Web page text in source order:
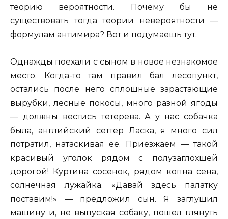
теорию вероятности. Почему бы не
существовать тогда теории невероятности —
формулам антимира? Вот и подумаешь тут.
Однажды поехали с сыном в новое незнакомое
место. Когда-то там правил бал лесопункт,
остались после него сплошные зарастающие
вырубки, лесные покосы, много разной ягоды
— должны вестись тетерева. А у нас собачка
была, английский сеттер Ласка, я много сил
потратил, натаскивая ее. Приезжаем — такой
красивый уголок рядом с полузаглохшей
дорогой! Куртина сосенок, рядом копна сена,
солнечная лужайка. «Давай здесь палатку
поставим!» — предложил сын. Я заглушил
машину и, не выпуская собаку, пошел глянуть